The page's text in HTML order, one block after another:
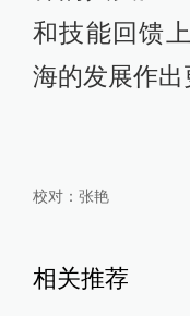
和技能回馈
海的发展作出
校对： 张艳
相关推荐